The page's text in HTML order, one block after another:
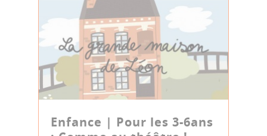
Enfance | Pour les 3-6ans